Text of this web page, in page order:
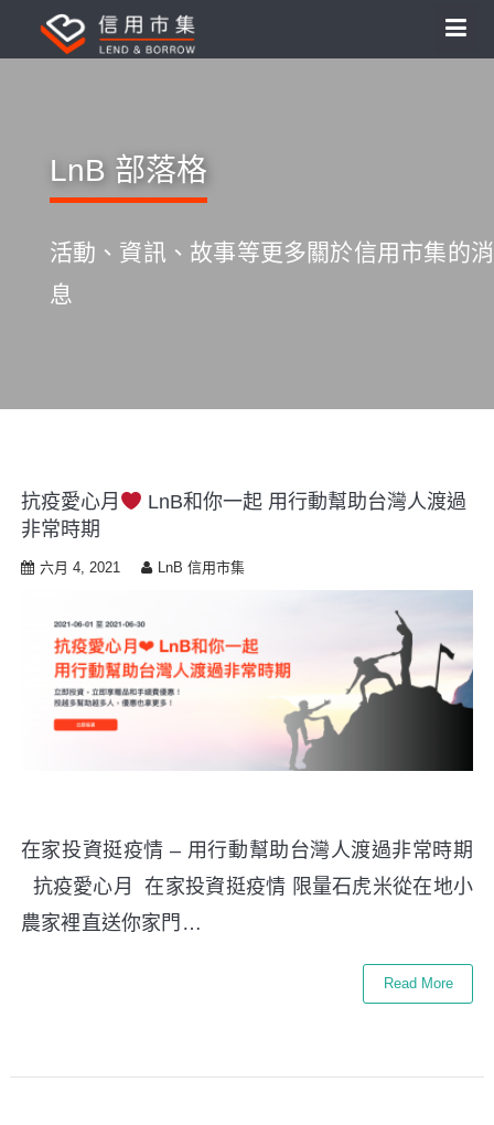
LnB 部落格
活動、資訊、故事等更多關於信用市集的消
息
抗疫愛心月
LnB和你一起 用行動幫助台灣人渡過
非常時期
六月 4, 2021 LnB 信用市集
在家投資挺疫情 – 用行動幫助台灣人渡過非常時期
抗疫愛心月 在家投資挺疫情 限量石虎米從在地小
農家裡直送你家門…
Read More